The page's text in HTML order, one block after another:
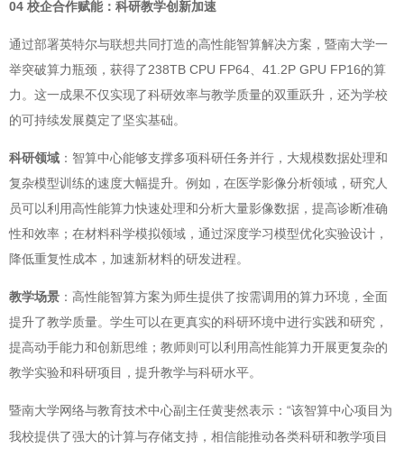
04 校企合作赋能：科研教学创新加速
通过部署英特尔与联想共同打造的高性能智算解决方案，暨南大学一
举突破算力瓶颈，获得了238TB CPU FP64、41.2P GPU FP16的算
力。这一成果不仅实现了科研效率与教学质量的双重跃升，还为学校
的可持续发展奠定了坚实基础。
科研领域 ：智算中心能够支撑多项科研任务并行，大规模数据处理和
复杂模型训练的速度大幅提升。例如，在医学影像分析领域，研究人
员可以利用高性能算力快速处理和分析大量影像数据，提高诊断准确
性和效率；在材料科学模拟领域，通过深度学习模型优化实验设计，
降低重复性成本，加速新材料的研发进程。
教学场景 ：高性能智算方案为师生提供了按需调用的算力环境，全面
提升了教学质量。学生可以在更真实的科研环境中进行实践和研究，
提高动手能力和创新思维；教师则可以利用高性能算力开展更复杂的
教学实验和科研项目，提升教学与科研水平。
暨南大学网络与教育技术中心副主任黄斐然表示：“该智算中心项目为
我校提供了强大的计算与存储支持，相信能推动各类科研和教学项目